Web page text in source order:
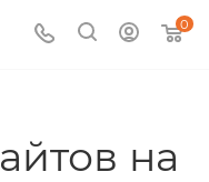
0
на